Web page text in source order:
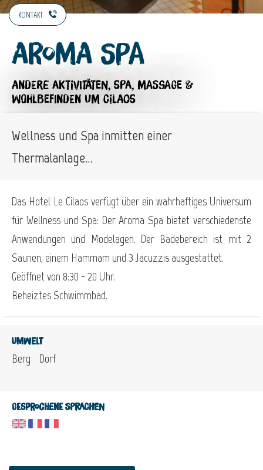
KONTAKT
Aroma Spa
ANDERE AKTIVITÄTEN, SPA, MASSAGE &
WOHLBEFINDEN UM CILAOS
Wellness und Spa inmitten einer
Thermalanlage...
Das Hotel Le Cilaos verfügt über ein wahrhaftiges Universum
für Wellness und Spa: Der Aroma Spa bietet verschiedenste
Anwendungen und Modelagen. Der Badebereich ist mit 2
Saunen, einem Hammam und 3 Jacuzzis ausgestattet.
Geöffnet von 8:30 - 20 Uhr.
Beheiztes Schwimmbad.
Umwelt
Berg Dorf
Gesprochene Sprachen